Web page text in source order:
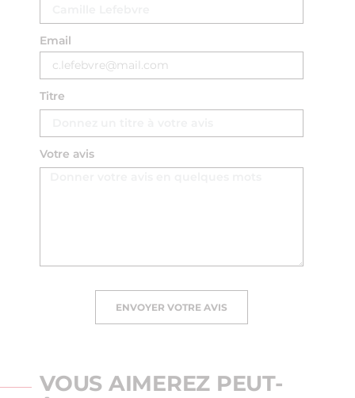
Email
Titre
Votre avis
ENVOYER VOTRE AVIS
VOUS AIMEREZ PEUT-